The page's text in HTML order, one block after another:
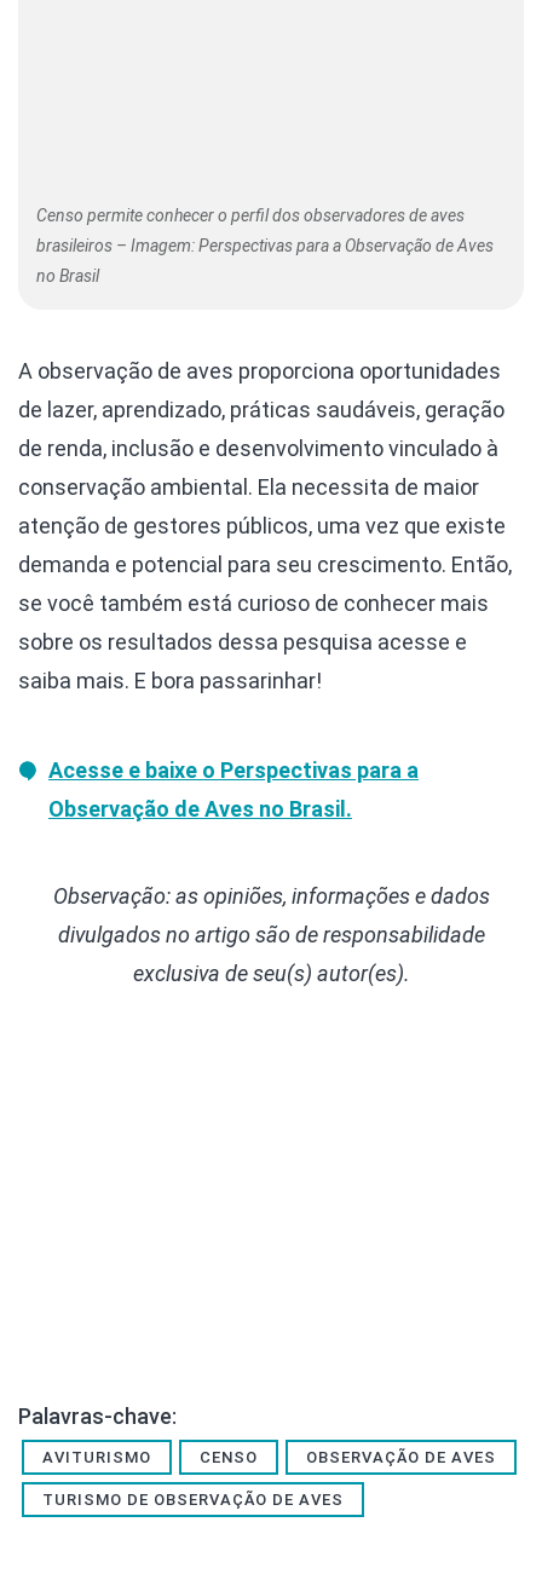
Censo permite conhecer o perfil dos observadores de aves
brasileiros – Imagem: Perspectivas para a Observação de Aves
no Brasil
A observação de aves proporciona oportunidades
de lazer, aprendizado, práticas saudáveis, geração
de renda, inclusão e desenvolvimento vinculado à
conservação ambiental. Ela necessita de maior
atenção de gestores públicos, uma vez que existe
demanda e potencial para seu crescimento. Então,
se você também está curioso de conhecer mais
sobre os resultados dessa pesquisa acesse e
saiba mais. E bora passarinhar!
Acesse e baixe o Perspectivas para a
Observação de Aves no Brasil.
Observação: as opiniões, informações e dados
divulgados no artigo são de responsabilidade
exclusiva de seu(s) autor(es).
Palavras-chave:
AVITURISMO CENSO OBSERVAÇÃO DE AVES
TURISMO DE OBSERVAÇÃO DE AVES